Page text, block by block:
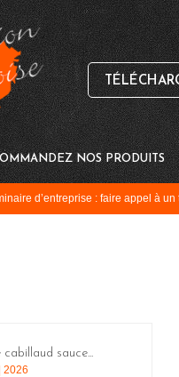
NOS PRODUITS
d’entreprise : faire appel à
cabillaud sauce...
2026